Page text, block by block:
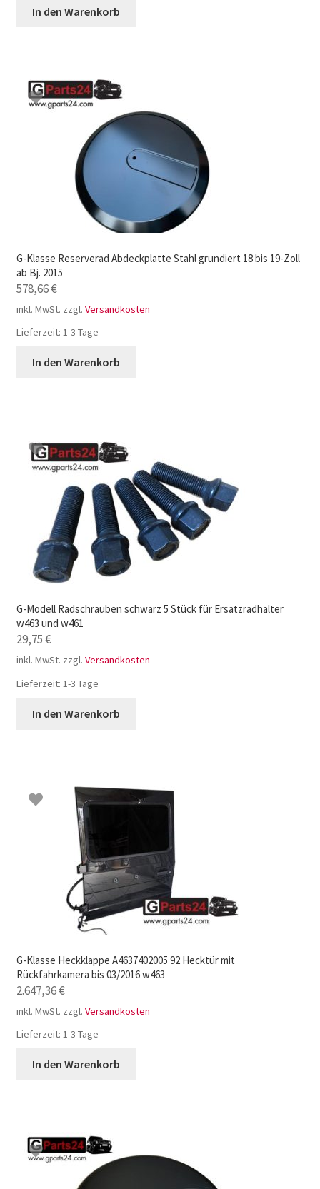
In den Warenkorb
G-Klasse Reserverad Abdeckplatte Stahl grundiert 18 bis 19-Zoll
ab Bj. 2015
578,66€
inkl. MwSt. zzgl. Versandkosten
Lieferzeit: 1-3 Tage
In den Warenkorb
G-Modell Radschrauben schwarz 5 Stück für Ersatzradhalter
w463 und w461
29,75€
inkl. MwSt. zzgl. Versandkosten
Lieferzeit: 1-3 Tage
In den Warenkorb
G-Klasse Heckklappe A4637402005 92 Hecktür mit
Rückfahrkamera bis 03/2016 w463
2.647,36€
inkl. MwSt. zzgl. Versandkosten
Lieferzeit: 1-3 Tage
In den Warenkorb